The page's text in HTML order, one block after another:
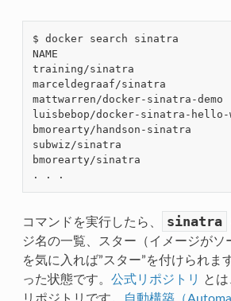
$ docker search sinatra
NAME
training/sinatra
marceldegraaf/sinatra
luisbebop/
bmorearty/handson-sinatra
subwiz/sinatra
bmorearty/sinatra
コマンドを実行したら、 sinatra
ジ名の一覧、スター（イメージが
を気に入れば”スター”を付けられ
った状態です。 公式リポジトリ
と